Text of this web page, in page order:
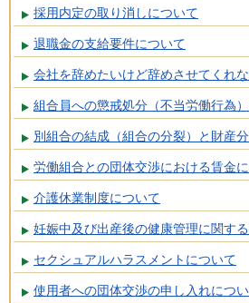
採用内定の取り消しについて
退職金の支給要件について
会社を辞めたいけど辞めさせてくれ
組合員への懲戒処分（不当労働行為
別組合の結成（組合の分裂）と財産
労働組合との団体交渉における賃金
介護休業制度について
妊娠中及び出産後の健康管理に関す
セクシュアルハラスメントについて
使用者への団体交渉の申し入れにつ